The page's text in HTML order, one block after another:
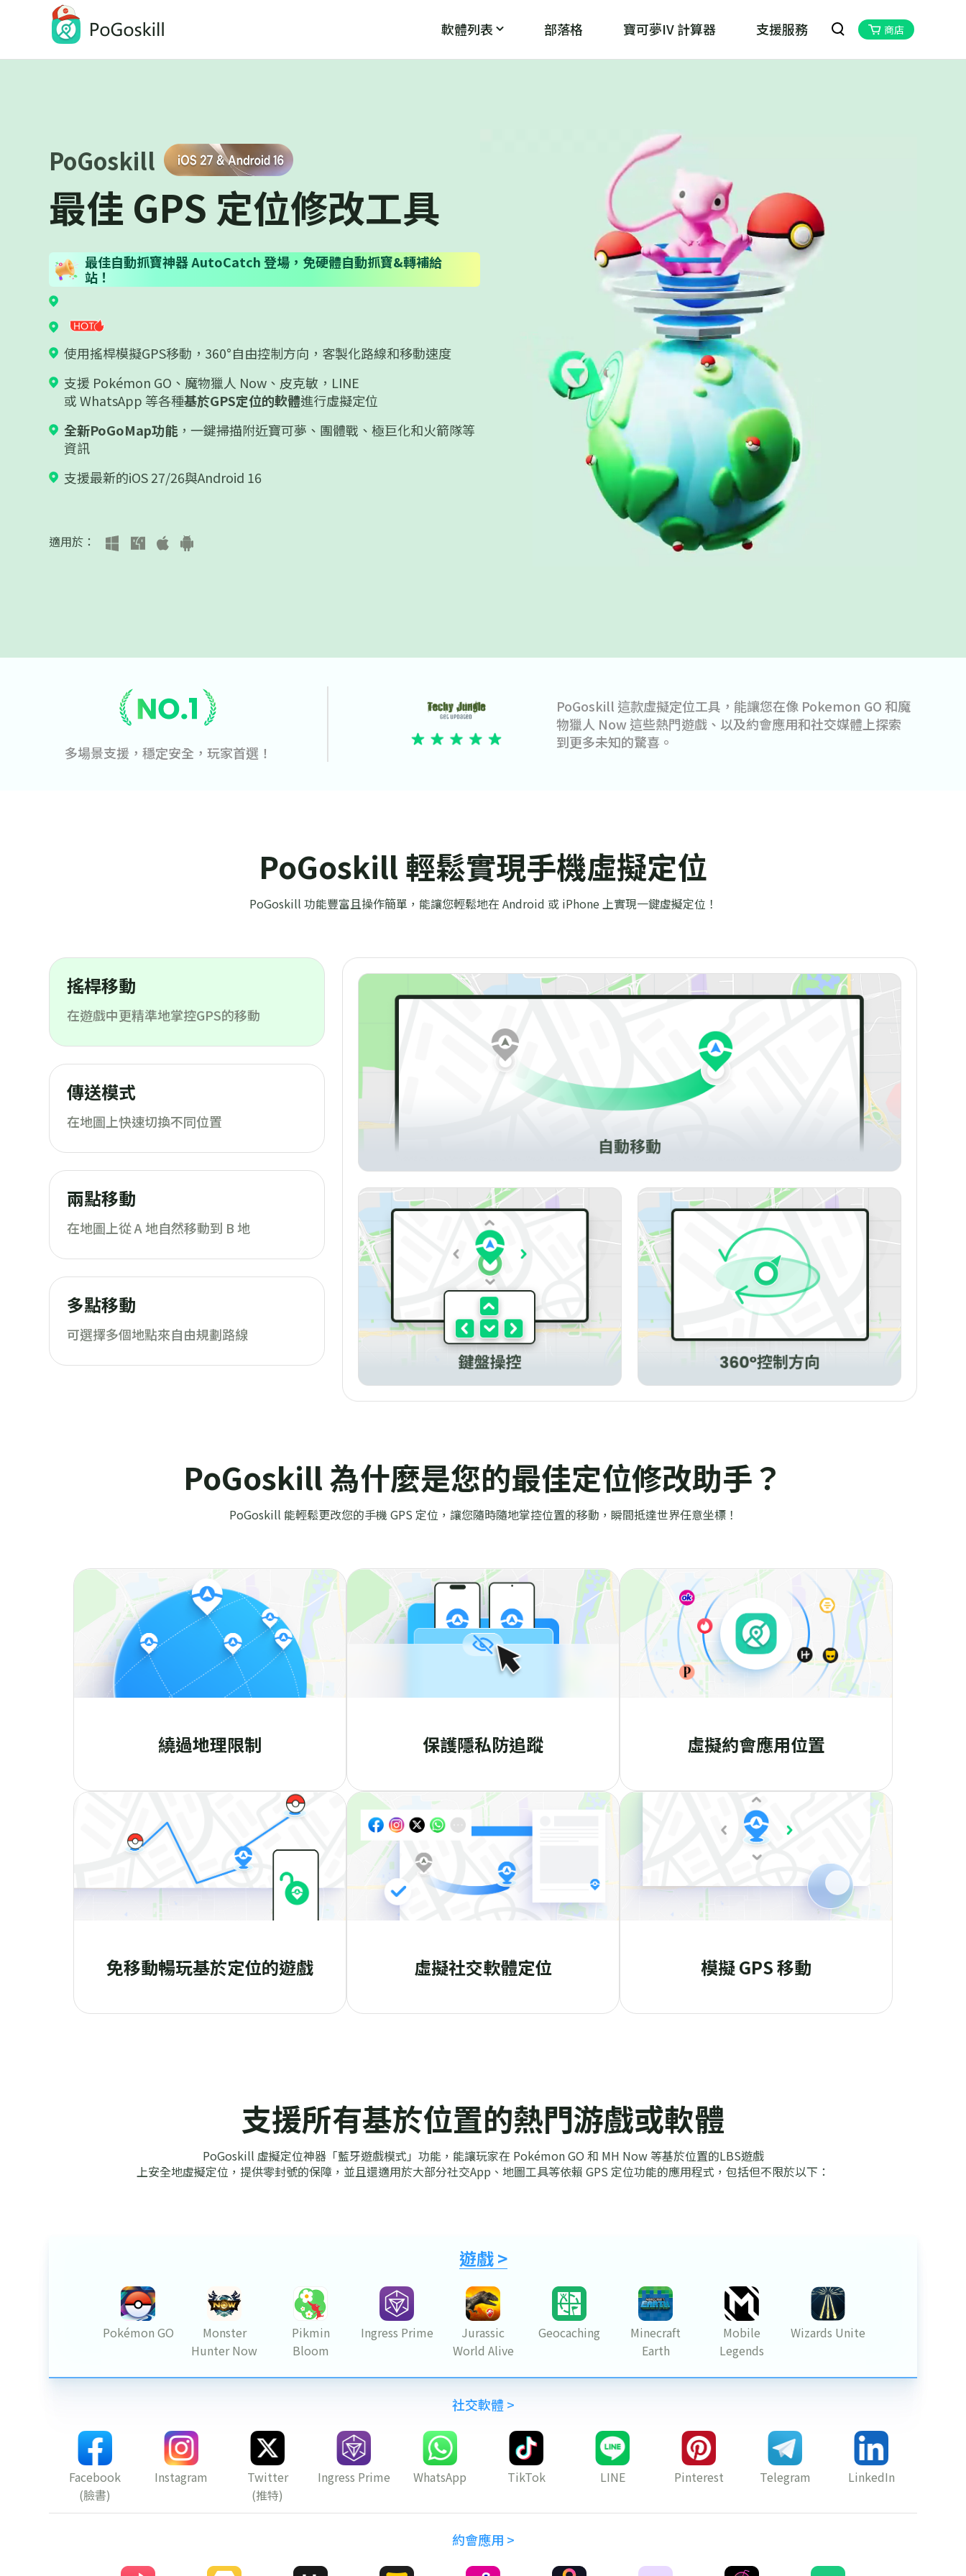
軟體列表 部落格 寶可夢IV 計算器 支援服務 商店
PoGoskill
最佳 GPS 定位修改工具
最佳自動抓寶神器 AutoCatch 登場，免硬體自動抓寶&轉補給
站！
使用搖桿模擬GPS移動，360°自由控制方向，客製化路線和移動速度
支援 Pokémon GO、魔物獵人 Now、皮克敏，LINE
或 WhatsApp 等各種基於GPS定位的軟體進行虛擬定位
全新PoGoMap功能 ，一鍵掃描附近寶可夢、團體戰、極巨化和火箭隊等
資訊
支援最新的iOS 27/26與Android 16
適用於：
多場景支援，穩定安全，玩家首選！
PoGoskill 這款虛擬定位工具，能讓您在像 Pokemon GO 和魔
物獵人 Now 這些熱門遊戲、以及約會應用和社交媒體上探索
PoGoskill是一款簡單易操作的定位修改軟體，很適合依賴
GPS 位置變化的 AR 遊戲，它擁有豐富的功能，讓您無需越獄
即可在 iPhone 或 Android 上輕鬆地變更GPS定位。
PoGoskill 輕鬆實現手機虛擬定位
PoGoskill 功能豐富且操作簡單，能讓您輕鬆地在 Android 或 iPhone 上實現一鍵虛擬定位！
搖桿移動
在遊戲中更精準地掌控GPS的移動
傳送模式
在地圖上快速切換不同位置
兩點移動
在地圖上從 A 地自然移動到 B 地
多點移動
可選擇多個地點來自由規劃路線
PoGoskill 為什麼是您的最佳定位修改助手？
PoGoskill 能輕鬆更改您的手機 GPS 定位，讓您隨時隨地掌控位置的移動，瞬間抵達世界任意坐標！
繞過地理限制 保護隱私防追蹤 虛擬約會應用位置
免移動暢玩基於定位的遊戲 虛擬社交軟體定位 模擬 GPS 移動
支援所有基於位置的熱門游戲或軟體
PoGoskill 虛擬定位神器「藍牙遊戲模式」功能，能讓玩家在 Pokémon GO 和 MH Now 等基於位置的LBS遊戲
上安全地虛擬定位，提供零封號的保障，並且還適用於大部分社交App、地圖工具等依賴 GPS 定位功能的應用程式，包括但不限於以下：
遊戲 >
Pokémon GO
Monster
Hunter Now
Pikmin
Bloom
Ingress Prime
Jurassic
World Alive
Geocaching
Minecraft
Earth
Mobile
Legends
Wizards Unite
社交軟體 >
Facebook
(臉書)
Instagram
Twitter
(推特)
Ingress Prime WhatsApp TikTok LINE Pinterest Telegram LinkedIn
約會應用 >